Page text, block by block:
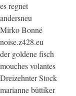
es regnet
andersneu
Mirko Bonné
noise.z428.eu
der goldene fisch
mouches volantes
Dreizehnter Stock
marianne büttiker